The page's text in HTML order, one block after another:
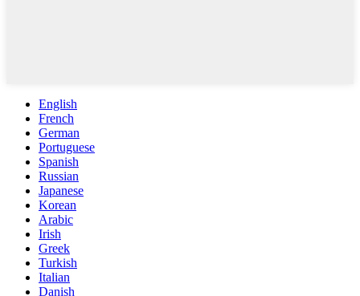
English
French
German
Portuguese
Spanish
Russian
Japanese
Korean
Arabic
Irish
Greek
Turkish
Italian
Danish